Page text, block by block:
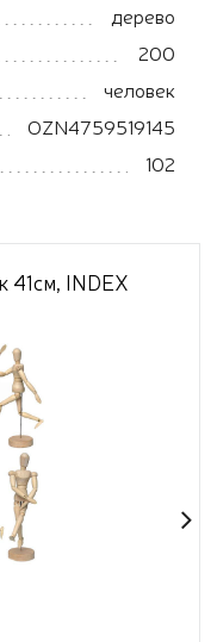
дерево
200
человек
OZN4759519145
102
INDEX